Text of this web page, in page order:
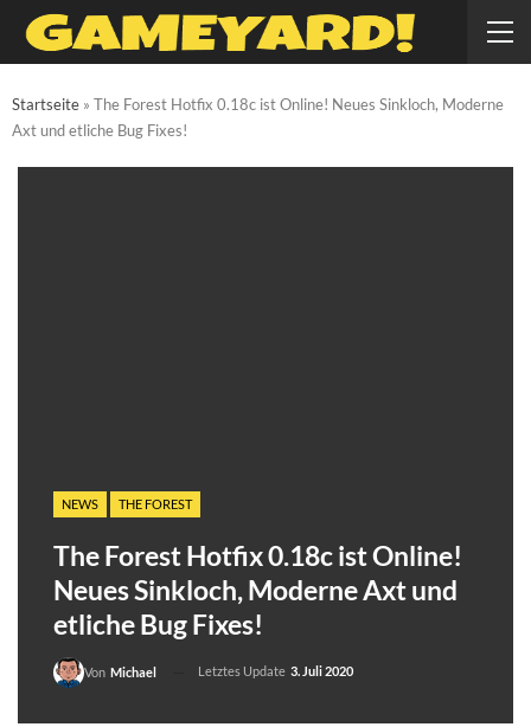
Startseite » The Forest Hotfix 0.18c ist Online! Neues Sinkloch, Moderne
Axt und etliche Bug Fixes!
NEWS THE FOREST
The Forest Hotfix 0.18c ist Online!
Neues Sinkloch, Moderne Axt und
etliche Bug Fixes!
Von Michael Letztes Update 3. Juli 2020